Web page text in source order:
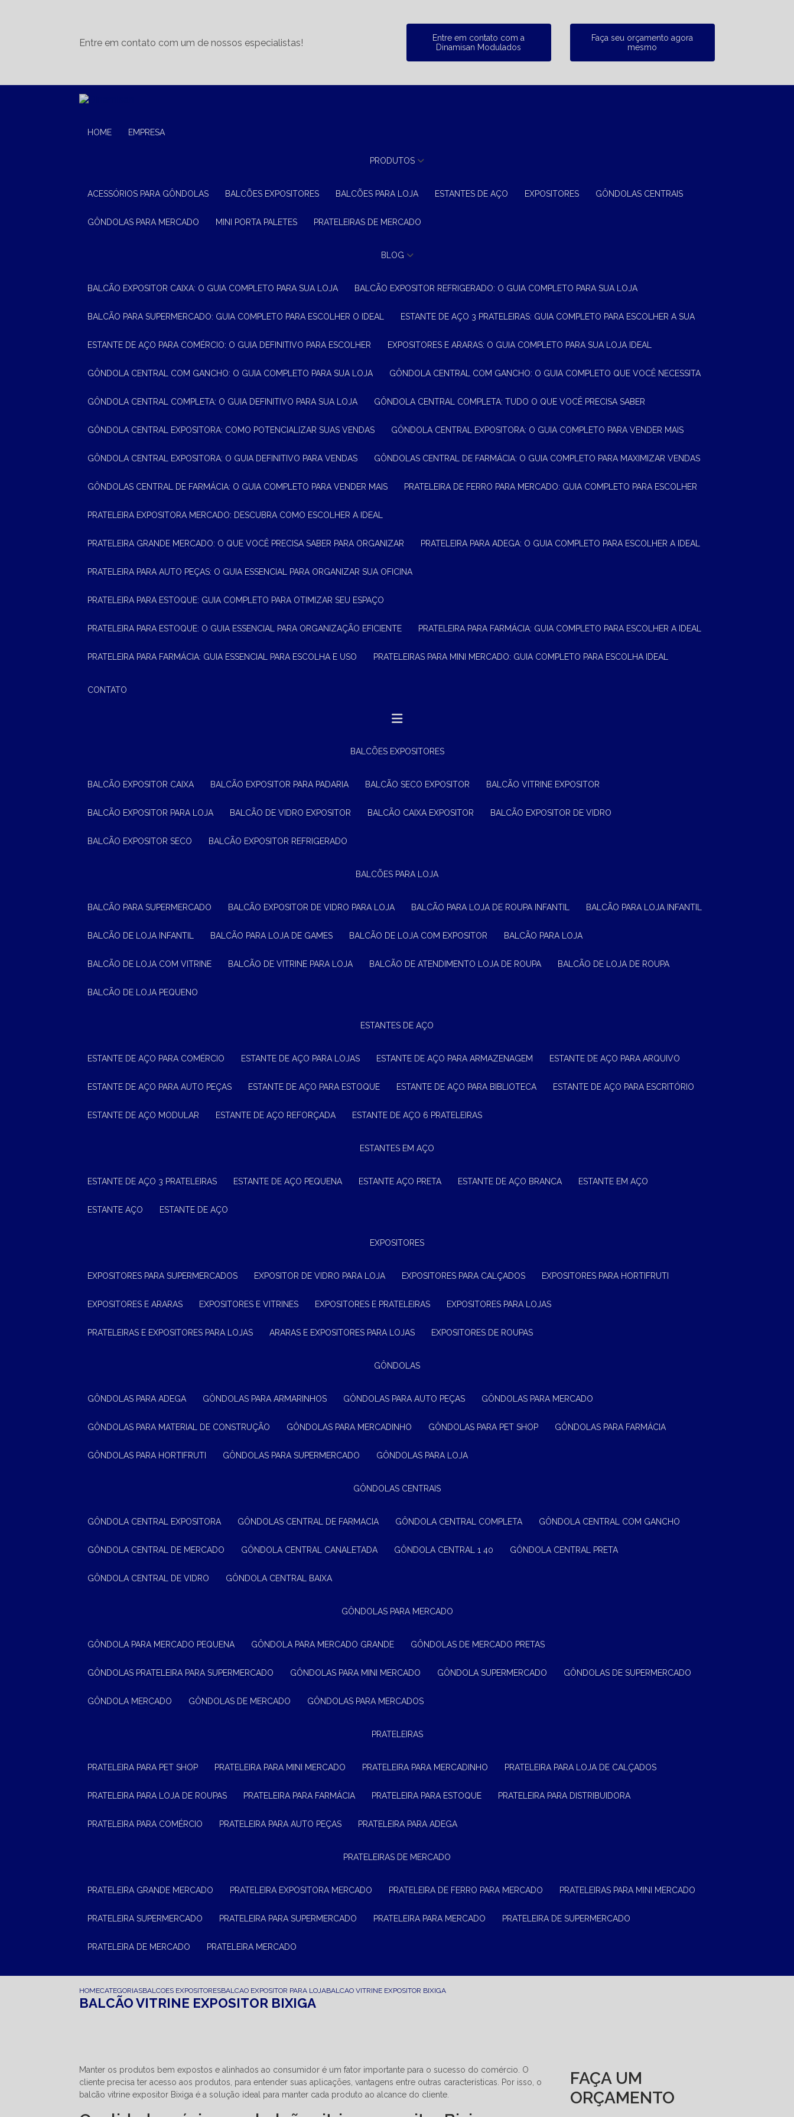
Entre em contato com um de nossos especialistas!
Entre em contato com a
Dinamisan Modulados
Faça seu orçamento agora
mesmo
HOME EMPRESA
PRODUTOS
ACESSÓRIOS PARA GÔNDOLAS BALCÕES EXPOSITORES BALCÕES PARA LOJA ESTANTES DE AÇO EXPOSITORES GÔNDOLAS CENTRAIS
GÔNDOLAS PARA MERCADO MINI PORTA PALETES PRATELEIRAS DE MERCADO
BLOG
BALCÃO EXPOSITOR CAIXA: O GUIA COMPLETO PARA SUA LOJA BALCÃO EXPOSITOR REFRIGERADO: O GUIA COMPLETO PARA SUA LOJA
BALCÃO PARA SUPERMERCADO: GUIA COMPLETO PARA ESCOLHER O IDEAL ESTANTE DE AÇO 3 PRATELEIRAS: GUIA COMPLETO PARA ESCOLHER A SUA
ESTANTE DE AÇO PARA COMÉRCIO: O GUIA DEFINITIVO PARA ESCOLHER EXPOSITORES E ARARAS: O GUIA COMPLETO PARA SUA LOJA IDEAL
GÔNDOLA CENTRAL COM GANCHO: O GUIA COMPLETO PARA SUA LOJA GÔNDOLA CENTRAL COM GANCHO: O GUIA COMPLETO QUE VOCÊ NECESSITA
GÔNDOLA CENTRAL COMPLETA: O GUIA DEFINITIVO PARA SUA LOJA GÔNDOLA CENTRAL COMPLETA: TUDO O QUE VOCÊ PRECISA SABER
GÔNDOLA CENTRAL EXPOSITORA: COMO POTENCIALIZAR SUAS VENDAS GÔNDOLA CENTRAL EXPOSITORA: O GUIA COMPLETO PARA VENDER MAIS
GÔNDOLA CENTRAL EXPOSITORA: O GUIA DEFINITIVO PARA VENDAS GÔNDOLAS CENTRAL DE FARMÁCIA: O GUIA COMPLETO PARA MAXIMIZAR VENDAS
GÔNDOLAS CENTRAL DE FARMÁCIA: O GUIA COMPLETO PARA VENDER MAIS PRATELEIRA DE FERRO PARA MERCADO: GUIA COMPLETO PARA ESCOLHER
PRATELEIRA EXPOSITORA MERCADO: DESCUBRA COMO ESCOLHER A IDEAL
PRATELEIRA GRANDE MERCADO: O QUE VOCÊ PRECISA SABER PARA ORGANIZAR PRATELEIRA PARA ADEGA: O GUIA COMPLETO PARA ESCOLHER A IDEAL
PRATELEIRA PARA AUTO PEÇAS: O GUIA ESSENCIAL PARA ORGANIZAR SUA OFICINA
PRATELEIRA PARA ESTOQUE: GUIA COMPLETO PARA OTIMIZAR SEU ESPAÇO
PRATELEIRA PARA ESTOQUE: O GUIA ESSENCIAL PARA ORGANIZAÇÃO EFICIENTE PRATELEIRA PARA FARMÁCIA: GUIA COMPLETO PARA ESCOLHER A IDEAL
PRATELEIRA PARA FARMÁCIA: GUIA ESSENCIAL PARA ESCOLHA E USO PRATELEIRAS PARA MINI MERCADO: GUIA COMPLETO PARA ESCOLHA IDEAL
CONTATO
BALCÕES EXPOSITORES
BALCÃO EXPOSITOR CAIXA BALCÃO EXPOSITOR PARA PADARIA BALCÃO SECO EXPOSITOR BALCÃO VITRINE EXPOSITOR
BALCÃO EXPOSITOR PARA LOJA BALCÃO DE VIDRO EXPOSITOR BALCÃO CAIXA EXPOSITOR BALCÃO EXPOSITOR DE VIDRO
BALCÃO EXPOSITOR SECO BALCÃO EXPOSITOR REFRIGERADO
BALCÕES PARA LOJA
BALCÃO PARA SUPERMERCADO BALCÃO EXPOSITOR DE VIDRO PARA LOJA BALCÃO PARA LOJA DE ROUPA INFANTIL BALCÃO PARA LOJA INFANTIL
BALCÃO DE LOJA INFANTIL BALCÃO PARA LOJA DE GAMES BALCÃO DE LOJA COM EXPOSITOR BALCÃO PARA LOJA
BALCÃO DE LOJA COM VITRINE BALCÃO DE VITRINE PARA LOJA BALCÃO DE ATENDIMENTO LOJA DE ROUPA BALCÃO DE LOJA DE ROUPA
BALCÃO DE LOJA PEQUENO
ESTANTES DE AÇO
ESTANTE DE AÇO PARA COMÉRCIO ESTANTE DE AÇO PARA LOJAS ESTANTE DE AÇO PARA ARMAZENAGEM ESTANTE DE AÇO PARA ARQUIVO
ESTANTE DE AÇO PARA AUTO PEÇAS ESTANTE DE AÇO PARA ESTOQUE ESTANTE DE AÇO PARA BIBLIOTECA ESTANTE DE AÇO PARA ESCRITÓRIO
ESTANTE DE AÇO MODULAR ESTANTE DE AÇO REFORÇADA ESTANTE DE AÇO 6 PRATELEIRAS
ESTANTES EM AÇO
ESTANTE DE AÇO 3 PRATELEIRAS ESTANTE DE AÇO PEQUENA ESTANTE AÇO PRETA ESTANTE DE AÇO BRANCA ESTANTE EM AÇO
ESTANTE AÇO ESTANTE DE AÇO
EXPOSITORES
EXPOSITORES PARA SUPERMERCADOS EXPOSITOR DE VIDRO PARA LOJA EXPOSITORES PARA CALÇADOS EXPOSITORES PARA HORTIFRUTI
EXPOSITORES E ARARAS EXPOSITORES E VITRINES EXPOSITORES E PRATELEIRAS EXPOSITORES PARA LOJAS
PRATELEIRAS E EXPOSITORES PARA LOJAS ARARAS E EXPOSITORES PARA LOJAS EXPOSITORES DE ROUPAS
GÔNDOLAS
GÔNDOLAS PARA ADEGA GÔNDOLAS PARA ARMARINHOS GÔNDOLAS PARA AUTO PEÇAS GÔNDOLAS PARA MERCADO
GÔNDOLAS PARA MATERIAL DE CONSTRUÇÃO GÔNDOLAS PARA MERCADINHO GÔNDOLAS PARA PET SHOP GÔNDOLAS PARA FARMÁCIA
GÔNDOLAS PARA HORTIFRUTI GÔNDOLAS PARA SUPERMERCADO GÔNDOLAS PARA LOJA
GÔNDOLAS CENTRAIS
GÔNDOLA CENTRAL EXPOSITORA GÔNDOLAS CENTRAL DE FARMACIA GÔNDOLA CENTRAL COMPLETA GÔNDOLA CENTRAL COM GANCHO
GÔNDOLA CENTRAL DE MERCADO GÔNDOLA CENTRAL CANALETADA GÔNDOLA CENTRAL 1 40 GÔNDOLA CENTRAL PRETA
GÔNDOLA CENTRAL DE VIDRO GÔNDOLA CENTRAL BAIXA
GÔNDOLAS PARA MERCADO
GÔNDOLA PARA MERCADO PEQUENA GÔNDOLA PARA MERCADO GRANDE GÔNDOLAS DE MERCADO PRETAS
GÔNDOLAS PRATELEIRA PARA SUPERMERCADO GÔNDOLAS PARA MINI MERCADO GÔNDOLA SUPERMERCADO GÔNDOLAS DE SUPERMERCADO
GÔNDOLA MERCADO GÔNDOLAS DE MERCADO GÔNDOLAS PARA MERCADOS
PRATELEIRAS
PRATELEIRA PARA PET SHOP PRATELEIRA PARA MINI MERCADO PRATELEIRA PARA MERCADINHO PRATELEIRA PARA LOJA DE CALÇADOS
PRATELEIRA PARA LOJA DE ROUPAS PRATELEIRA PARA FARMÁCIA PRATELEIRA PARA ESTOQUE PRATELEIRA PARA DISTRIBUIDORA
PRATELEIRA PARA COMÉRCIO PRATELEIRA PARA AUTO PEÇAS PRATELEIRA PARA ADEGA
PRATELEIRAS DE MERCADO
PRATELEIRA GRANDE MERCADO PRATELEIRA EXPOSITORA MERCADO PRATELEIRA DE FERRO PARA MERCADO PRATELEIRAS PARA MINI MERCADO
PRATELEIRA SUPERMERCADO PRATELEIRA PARA SUPERMERCADO PRATELEIRA PARA MERCADO PRATELEIRA DE SUPERMERCADO
PRATELEIRA DE MERCADO PRATELEIRA MERCADO
HOMECATEGORIASBALCOES EXPOSITORESBALCAO EXPOSITOR PARA LOJABALCAO VITRINE EXPOSITOR BIXIGA
BALCÃO VITRINE EXPOSITOR BIXIGA
Manter os produtos bem expostos e alinhados ao consumidor é um fator importante para o sucesso do comércio. O
cliente precisa ter acesso aos produtos, para entender suas aplicações, vantagens entre outras características. Por isso, o
balcão vitrine expositor Bixiga é a solução ideal para manter cada produto ao alcance do cliente.
FAÇA UM
ORÇAMENTO